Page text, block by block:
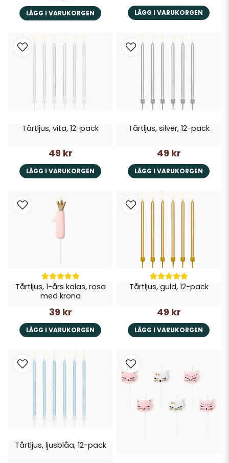
LÄGG I VARUKORGEN LÄGG I VARUKORGEN
Tårtljus, vita, 12-pack
49 kr
LÄGG I VARUKORGEN
Tårtljus, silver, 12-pack
49 kr
LÄGG I VARUKORGEN
Tårtljus, 1-års kalas, rosa
med krona
39 kr
LÄGG I VARUKORGEN
Tårtljus, guld, 12-pack
49 kr
LÄGG I VARUKORGEN
Tårtljus, ljusblåa, 12-pack